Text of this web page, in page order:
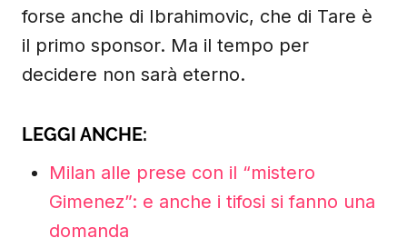
forse anche di Ibrahimovic, che di Tare è
il primo sponsor. Ma il tempo per
decidere non sarà eterno.
LEGGI ANCHE:
Milan alle prese con il “mistero
Gimenez”: e anche i tifosi si fanno una
domanda